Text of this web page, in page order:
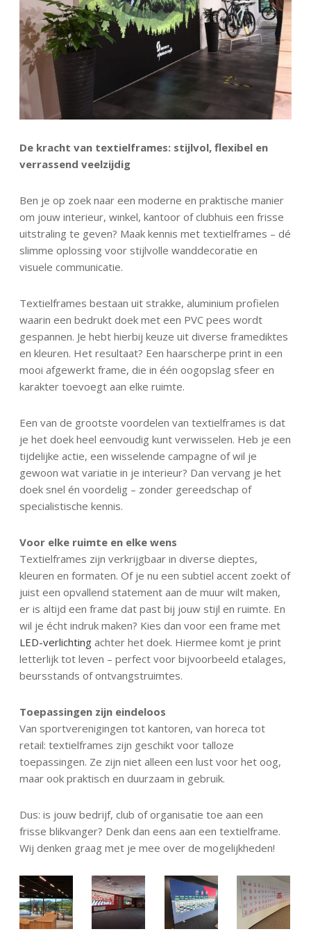
De kracht van textielframes: stijlvol, flexibel en
verrassend veelzijdig
Ben je op zoek naar een moderne en praktische manier
om jouw interieur, winkel, kantoor of clubhuis een frisse
uitstraling te geven? Maak kennis met textielframes – dé
slimme oplossing voor stijlvolle wanddecoratie en
visuele communicatie.
Textielframes bestaan uit strakke, aluminium profielen
waarin een bedrukt doek met een PVC pees wordt
gespannen. Je hebt hierbij keuze uit diverse framediktes
en kleuren. Het resultaat? Een haarscherpe print in een
mooi afgewerkt frame, die in één oogopslag sfeer en
karakter toevoegt aan elke ruimte.
Een van de grootste voordelen van textielframes is dat
je het doek heel eenvoudig kunt verwisselen. Heb je een
tijdelijke actie, een wisselende campagne of wil je
gewoon wat variatie in je interieur? Dan vervang je het
doek snel én voordelig – zonder gereedschap of
specialistische kennis.
Voor elke ruimte en elke wens
Textielframes zijn verkrijgbaar in diverse dieptes,
kleuren en formaten. Of je nu een subtiel accent zoekt of
juist een opvallend statement aan de muur wilt maken,
er is altijd een frame dat past bij jouw stijl en ruimte. En
wil je écht indruk maken? Kies dan voor een frame met
LED-verlichting achter het doek. Hiermee komt je print
letterlijk tot leven – perfect voor bijvoorbeeld etalages,
beursstands of ontvangstruimtes.
Toepassingen zijn eindeloos
Van sportverenigingen tot kantoren, van horeca tot
retail: textielframes zijn geschikt voor talloze
toepassingen. Ze zijn niet alleen een lust voor het oog,
maar ook praktisch en duurzaam in gebruik.
Dus: is jouw bedrijf, club of organisatie toe aan een
frisse blikvanger? Denk dan eens aan een textielframe.
Wij denken graag met je mee over de mogelijkheden!